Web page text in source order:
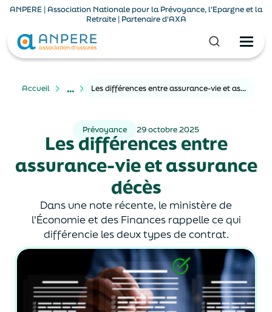
ANPERE | Association Nationale pour la Prévoyance, l'Epargne et la
Retraite | Partenaire d'AXA
Accueil ... Les différences entre assurance-vie et assurance décès
Prévoyance 29 octobre 2025
Les différences entre
assurance-vie et assurance
décès
Dans une note récente, le ministère de
l'Économie et des Finances rappelle ce qui
différencie les deux types de contrat.